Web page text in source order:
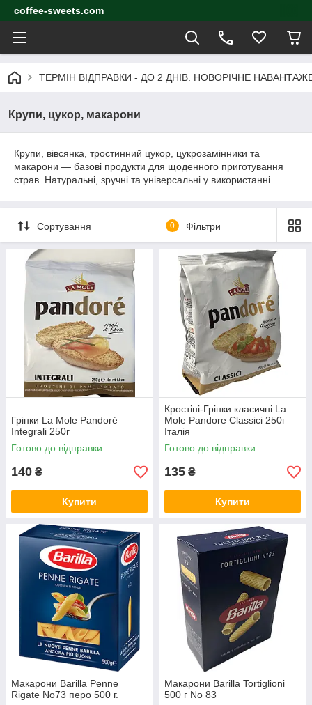
coffee-sweets.com
ТЕРМІН ВІДПРАВКИ - ДО 2 ДНІВ. НОВОРІЧНЕ
Крупи, цукор, макарони
Крупи, вівсянка, тростинний цукор, цукрозамінники та
макарони — базові продукти для щоденного приготування
страв. Натуральні, зручні та універсальні у використанні.
Сортування 0 Фільтри
Грінки La Mole Pandoré
Integrali 250г
Готово до відправки
140 ₴
Купити
Кростіні-Грінки класичні La
Mole Pandore Classici 250г
Італія
Готово до відправки
135 ₴
Купити
Макарони Barilla Penne
Rigate No73 перо 500 г.
Макарони Barilla Tortiglioni
500 г No 83